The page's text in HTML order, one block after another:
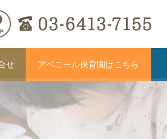
せ アベニール保育園はこちら